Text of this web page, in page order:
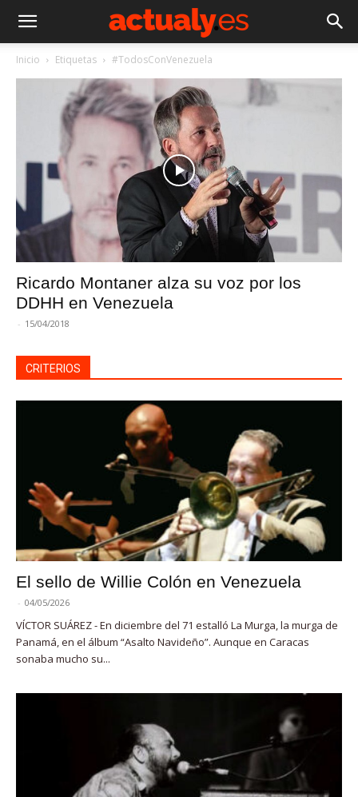
Inicio Etiquetas #TodosConVenezuela
Ricardo Montaner alza su voz por los
DDHH en Venezuela
- 15/04/2018
CRITERIOS
El sello de Willie Colón en Venezuela
- 04/05/2026
VÍCTOR SUÁREZ - En diciembre del 71 estalló La Murga, la murga de
Panamá, en el álbum “Asalto Navideño”. Aunque en Caracas
sonaba mucho su...